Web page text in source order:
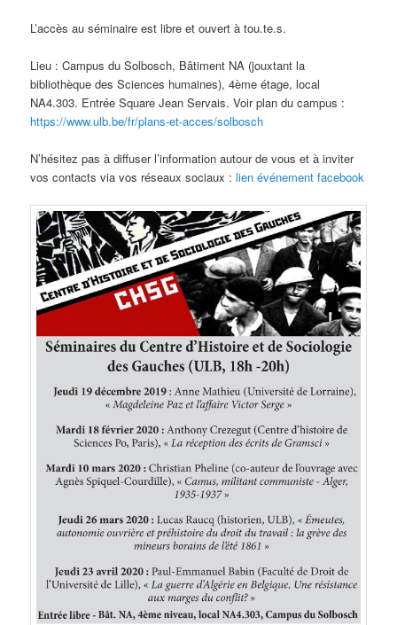
L’accès au séminaire est libre et ouvert à tou.te.s.
Lieu : Campus du Solbosch, Bâtiment NA (jouxtant la
bibliothèque des Sciences humaines), 4ème étage, local
NA4.303. Entrée Square Jean Servais. Voir plan du campus :
https://www.ulb.be/fr/plans-et-acces/solbosch
N’hésitez pas à diffuser l’information autour de vous et à inviter
vos contacts via vos réseaux sociaux :lien événement facebook